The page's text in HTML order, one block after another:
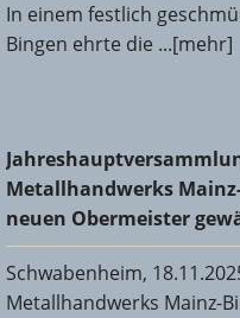
In einem festlich
Bingen ehrte die ...[mehr]
Metallhandwerks Mainz-
Obermeister gewählt
Metallhandwerks
neuen Obermeister
Schwabenheim,
Metallhandwerks Mainz-